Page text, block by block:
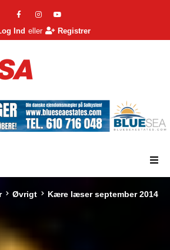
Ind eller Registrer
Øvrigt Kære læser september 2014